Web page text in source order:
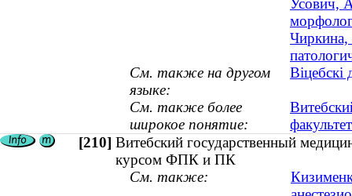
Усович,
Чиркина,
См. также на другом
языке:
Віцебскі
См. также более
широкое понятие:
факультет
[210] Витебский государственный
курсом ФПК и ПК
См. также: